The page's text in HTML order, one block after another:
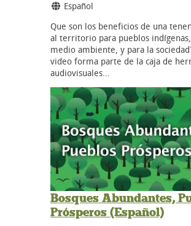
Idiomas:
Español
Que son los beneficios de una
al territorio para pueblos
medio ambiente, y para la
video forma parte de la caja de
audiovisuales…
Bosques Abundantes,
Prósperos (Español)